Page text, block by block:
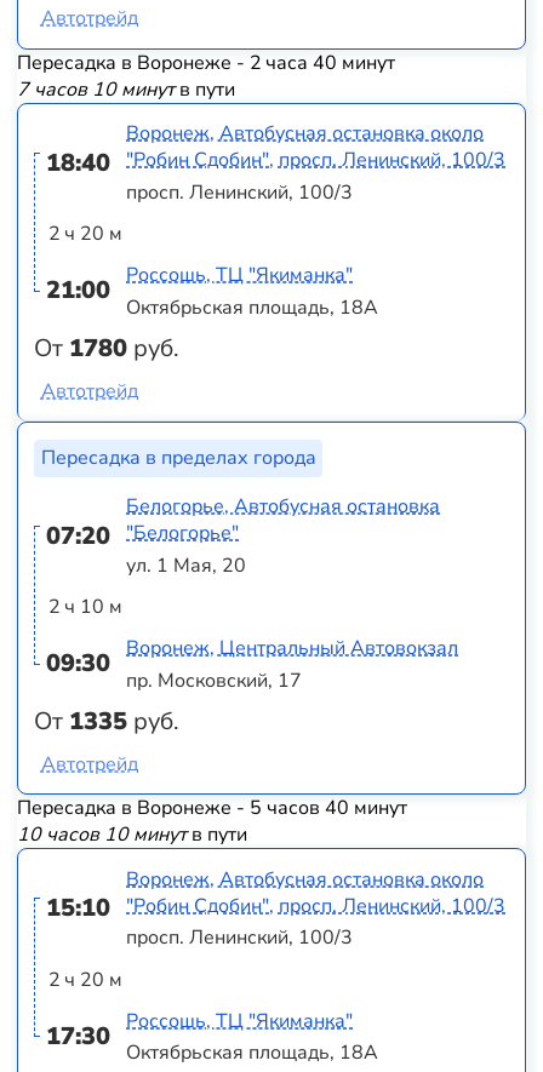
Автотрейд
Пересадка в Воронеже - 2 часа 40 минут
7 часов 10 минутв пути
18:40
2 ч 20 м
21:00
От 1780 руб.
Воронеж, Автобусная остановка около
"Робин Сдобин", просп. Ленинский, 100/3
просп. Ленинский, 100/3
Россошь, ТЦ "Якиманка"
Октябрьская площадь, 18А
Автотрейд
Пересадка в пределах города
07:20
2 ч 10 м
09:30
От 1335 руб.
Белогорье, Автобусная остановка
"Белогорье"
ул. 1 Мая, 20
Воронеж, Центральный Автовокзал
пр. Московский, 17
Автотрейд
Пересадка в Воронеже - 5 часов 40 минут
10 часов 10 минутв пути
15:10
2 ч 20 м
17:30
Воронеж, Автобусная остановка около
"Робин Сдобин", просп. Ленинский, 100/3
просп. Ленинский, 100/3
Россошь, ТЦ "Якиманка"
Октябрьская площадь, 18А